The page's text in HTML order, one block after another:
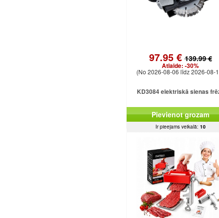
97.95 €139.99 €
Atlaide: -30%
(No 2026-08-06 līdz 2026-08-
KD3084 elektriskā sienas
Pievienot grozam
Ir pieejams veikalā: 10